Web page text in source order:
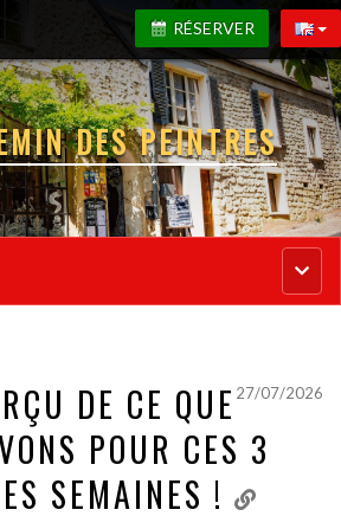
RÉSERVER
DES PEINTRES
Menu
27/07/2026
DE CE QUE
POUR CES 3
SEMAINES !